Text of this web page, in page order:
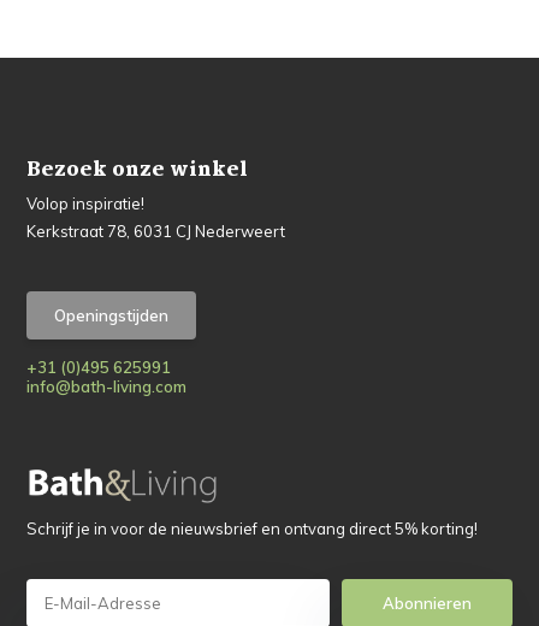
Bezoek onze winkel
Volop inspiratie!
Kerkstraat 78, 6031 CJ Nederweert
Openingstijden
+31 (0)495 625991
info@bath-living.com
Schrijf je in voor de nieuwsbrief en ontvang direct 5% korting!
Abonnieren